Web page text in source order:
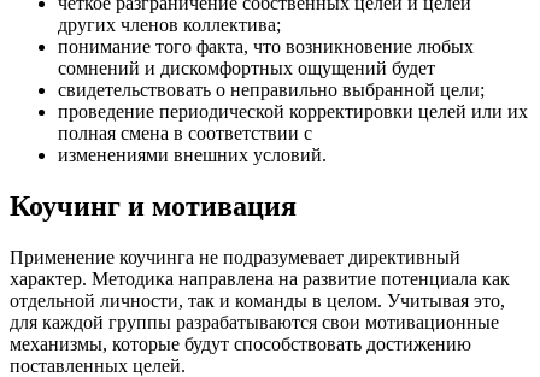
других членов коллектива;
понимание того факта, что возникновение любых
сомнений и дискомфортных ощущений будет
свидетельствовать о неправильно выбранной цели;
проведение периодической корректировки целей или их
полная смена в соответствии с
изменениями внешних условий.
Коучинг и мотивация
Применение коучинга не подразумевает директивный
характер. Методика направлена на развитие потенциала как
отдельной личности, так и команды в целом. Учитывая это,
для каждой группы разрабатываются свои мотивационные
механизмы, которые будут способствовать достижению
поставленных целей.